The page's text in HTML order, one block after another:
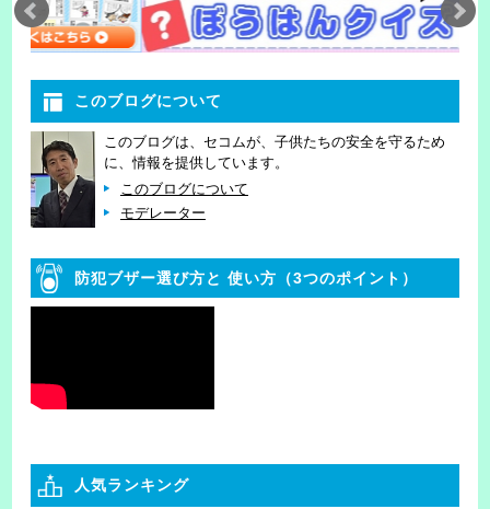
このブログについて
このブログは、セコムが、子供たちの安全を守るため
に、情報を提供しています。
このブログについて
モデレーター
防犯ブザー選び方と 使い方（3つのポイント）
人気ランキング